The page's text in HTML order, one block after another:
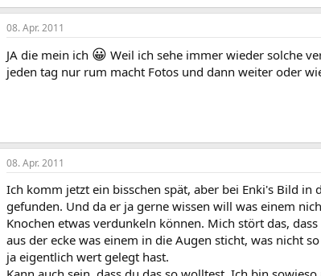
08. Apr. 2011
JA die mein ich 😀 Weil ich sehe immer wieder solche
jeden tag nur rum macht Fotos und dann weiter oder
08. Apr. 2011
Ich komm jetzt ein bisschen spät, aber bei Enki's Bild
gefunden. Und da er ja gerne wissen will was einem
Knochen etwas verdunkeln können. Mich stört das,
aus der ecke was einem in die Augen sticht, was nicht
ja eigentlich wert gelegt hast.